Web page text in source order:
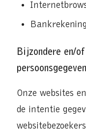
Bijzondere en/
Onze websites
de intentie